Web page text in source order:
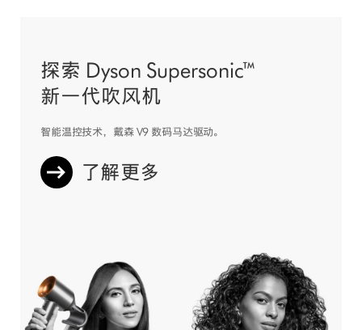
探索 Dyson Supersonic™
新一代吹风机
智能温控技术，戴森 V9 数码马达驱动。
了解更多